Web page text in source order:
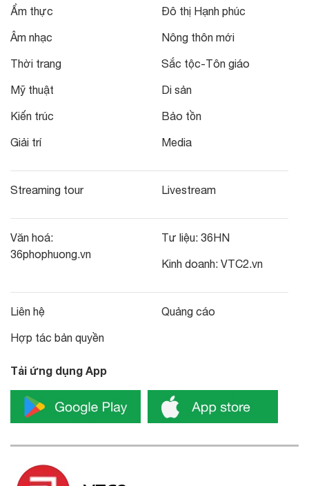
Ẩm thực
Âm nhạc
Thời trang
Mỹ thuật
Kiến trúc
Giải trí
Đô thị Hạnh phúc
Nông thôn mới
Sắc tộc-Tôn giáo
Di sản
Bảo tồn
Media
Streaming tour Livestream
Văn hoá:
36phophuong.vn
Tư liệu: 36HN
Kinh doanh: VTC2.vn
Liên hệ
Hợp tác bản quyền
Quảng cáo
Tải ứng dụng App